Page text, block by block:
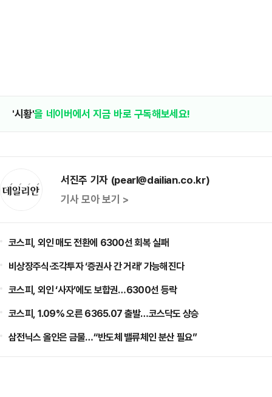
'시황'을 네이버에서 지금 바로 구독해보세요!
서진주 기자 (pearl@dailian.co.kr)
기사 모아 보기 >
코스피, 외인 매도 전환에 6300선 회복 실패
비상장주식·조각투자 ‘증권사 간 거래’ 가능해진다
코스피, 외인 ‘사자’에도 보합권…6300선 등락
코스피, 1.09% 오른 6365.07 출발…코스닥도 상승
삼전닉스 올인은 금물…“반도체 밸류체인 분산 필요”